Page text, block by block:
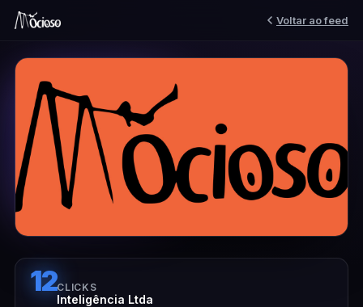
Voltar ao feed
12CLICKS
Inteligência Ltda